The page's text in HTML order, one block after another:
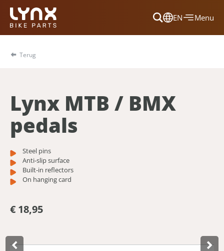
EN
Dansk
Nederlands
Menu
Terug
Lynx MTB / BMX
pedals
Steel pins
Anti-slip surface
Built-in reflectors
On hanging card
€ 18,95